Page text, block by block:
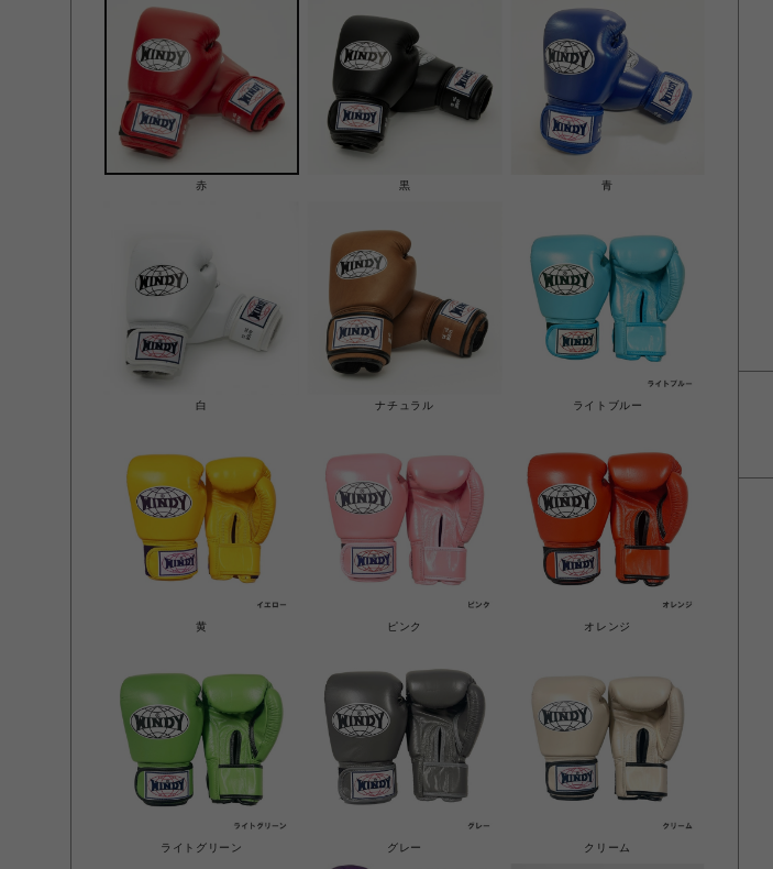
赤 黒 青
白 ナチュラル ライトブルー
黄 ピンク オレンジ
ライトグリーン グレー クリーム